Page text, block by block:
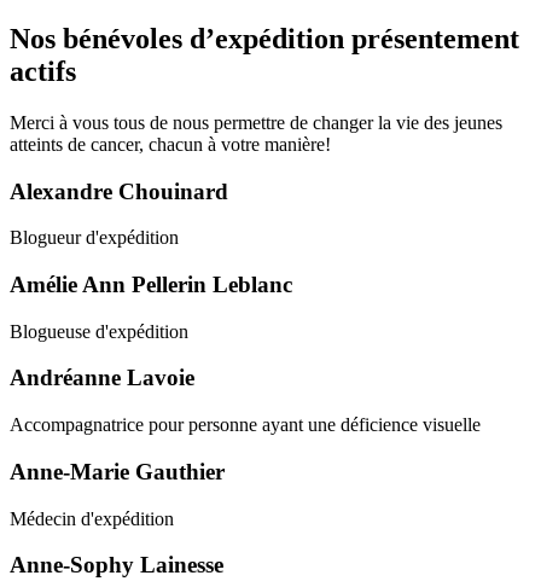
Nos bénévoles d’expédition présentement
actifs
Merci à vous tous de nous permettre de changer la vie des jeunes
atteints de cancer, chacun à votre manière!
Alexandre Chouinard
Blogueur d'expédition
Amélie Ann Pellerin Leblanc
Blogueuse d'expédition
Andréanne Lavoie
Accompagnatrice pour personne ayant une déficience visuelle
Anne-Marie Gauthier
Médecin d'expédition
Anne-Sophy Lainesse